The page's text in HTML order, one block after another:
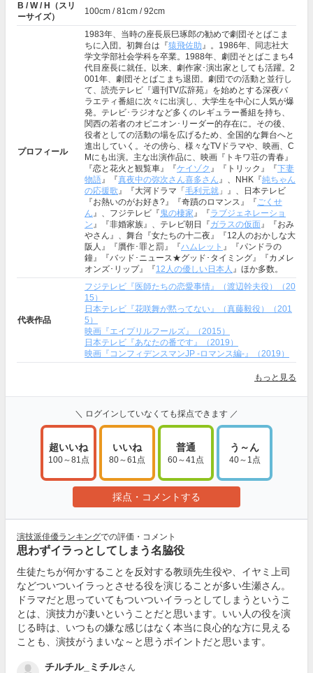
B / W / H（スリ
ーサイズ）
100cm / 81cm / 92cm
プロフィール
1983年、当時の座長辰巳琢郎の勧めで劇団そとばこま
ちに入団。初舞台は『猿飛佐助』。1986年、同志社大
学文学部社会学科を卒業。1988年、劇団そとばこまち4
代目座長に就任。以来、劇作家･演出家としても活躍。2
001年、劇団そとばこまち退団。劇団での活動と並行し
て、読売テレビ『週刊TV広辞苑』を始めとする深夜バ
ラエティ番組に次々に出演し、大学生を中心に人気が爆
発。テレビ･ラジオなど多くのレギュラー番組を持ち、
関西の若者のオピニオン･リーダー的存在に。その後、
役者としての活動の場を広げるため、全国的な舞台へと
進出していく。その傍ら、様々なTVドラマや、映画、C
Mにも出演。主な出演作品に、映画『トキワ荘の青春』
『恋と花火と観覧車』『ケイゾク 』『トリック』『下妻
物語』『真夜中の弥次さん喜多さん』、NHK『純ちゃん
の応援歌』『大河ドラマ「 毛利元就 」』、日本テレビ
『お熱いのがお好き?』『奇蹟のロマンス』『ごくせ
ん』、フジテレビ『 鬼の棲家』『ラブジェネレーショ
ン』『非婚家族』、テレビ朝日『ガラスの仮面』『おみ
やさん』、舞台『女たちの十二夜』『12人のおかしな大
阪人』『贋作･罪と罰』『ハムレット 』『パンドラの
鐘』『バッド･ニュース★グッド･タイミング』『カメレ
オンズ･リップ』『12人の優しい日本人 』ほか多数。
代表作品
フジテレビ『医師たちの恋愛事情』（渡辺幹夫役）（20
15）
日本テレビ『花咲舞が黙ってない』（真藤毅役）（201
5）
映画『エイプリルフールズ』（2015）
日本テレビ『あなたの番です』（2019）
映画『コンフィデンスマンJP -ロマンス編-』（2019）
もっと見る
＼ ログインしていなくても採点できます ／
超いいね
100～81点
いいね
80～61点
普通
60～41点
う～ん
40～1点
採点・コメントする
演技派俳優ランキングでの評価・コメント
思わずイラっとしてしまう名脇役
生徒たちが何かすることを反対する教頭先生役や、イヤミ上司
などついついイラっとさせる役を演じることが多い生瀬さん。
ドラマだと思っていてもついついイラっとしてしまうというこ
とは、演技力が凄いということだと思います。いい人の役を演
じる時は、いつもの嫌な感じはなく本当に良心的な方に見える
ことも、演技がうまいな～と思うポイントだと思います。
チルチル_ミチルさん